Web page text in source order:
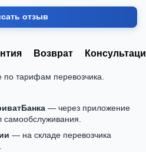
отзыв
Возврат
тарифам перевозчика.
— через приложение
— на складе перевозчика